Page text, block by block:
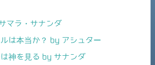
マラ・サナンダ
は本当か？ by アシュター
神を見る by サナンダ